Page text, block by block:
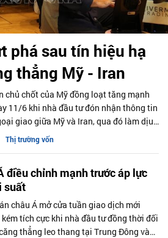
phá sau tín hiệu hạ
thẳng Mỹ - Iran
chủ chốt của Mỹ đồng loạt tăng mạnh
11/6 khi nhà đầu tư đón nhận thông tin
giao giữa Mỹ và Iran, qua đó làm dịu
cơ xung đột tại Trung Đông.
Thị trường vốn
điều chỉnh mạnh trước áp lực
suất
châu Á mở cửa tuần giao dịch mới
tích cực khi nhà đầu tư đồng thời đối
thẳng leo thang tại Trung Đông và